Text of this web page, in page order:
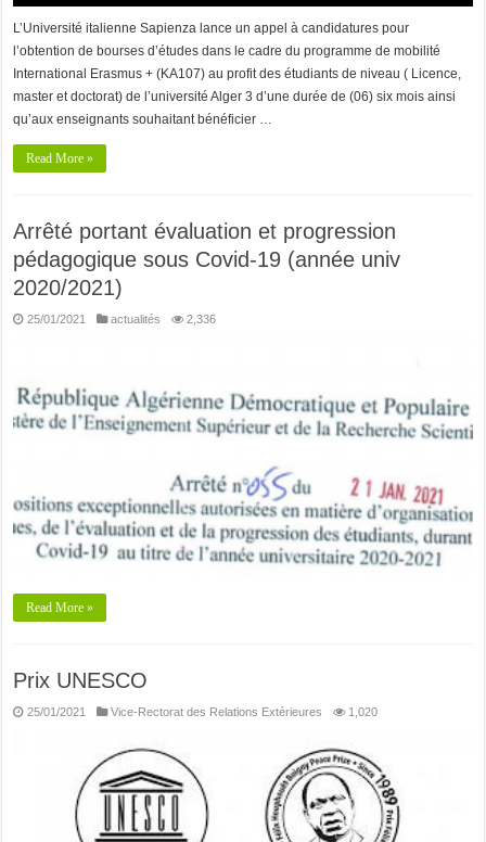
L’Université italienne Sapienza lance un appel à candidatures pour
l’obtention de bourses d’études dans le cadre du programme de mobilité
International Erasmus + (KA107) au profit des étudiants de niveau ( Licence,
master et doctorat) de l’université Alger 3 d’une durée de (06) six mois ainsi
qu’aux enseignants souhaitant bénéficier …
Read More »
Arrêté portant évaluation et progression
pédagogique sous Covid-19 (année univ
2020/2021)
25/01/2021 actualités 2,336
Read More »
Prix UNESCO
25/01/2021 Vice-Rectorat des Relations Extérieures 1,020